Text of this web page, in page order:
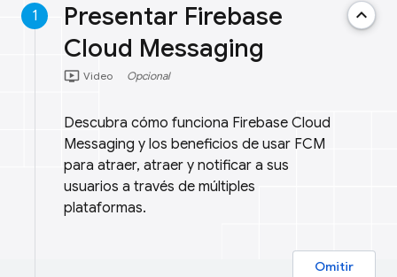
1
Presentar Firebase
Cloud Messaging
keyboard_arrow_up
ondemand_video Video Opcional
Descubra cómo funciona Firebase Cloud
Messaging y los beneficios de usar FCM
para atraer, atraer y notificar a sus
usuarios a través de múltiples
plataformas.
Omitir